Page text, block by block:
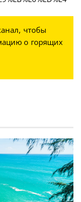
, чтобы
о горящих